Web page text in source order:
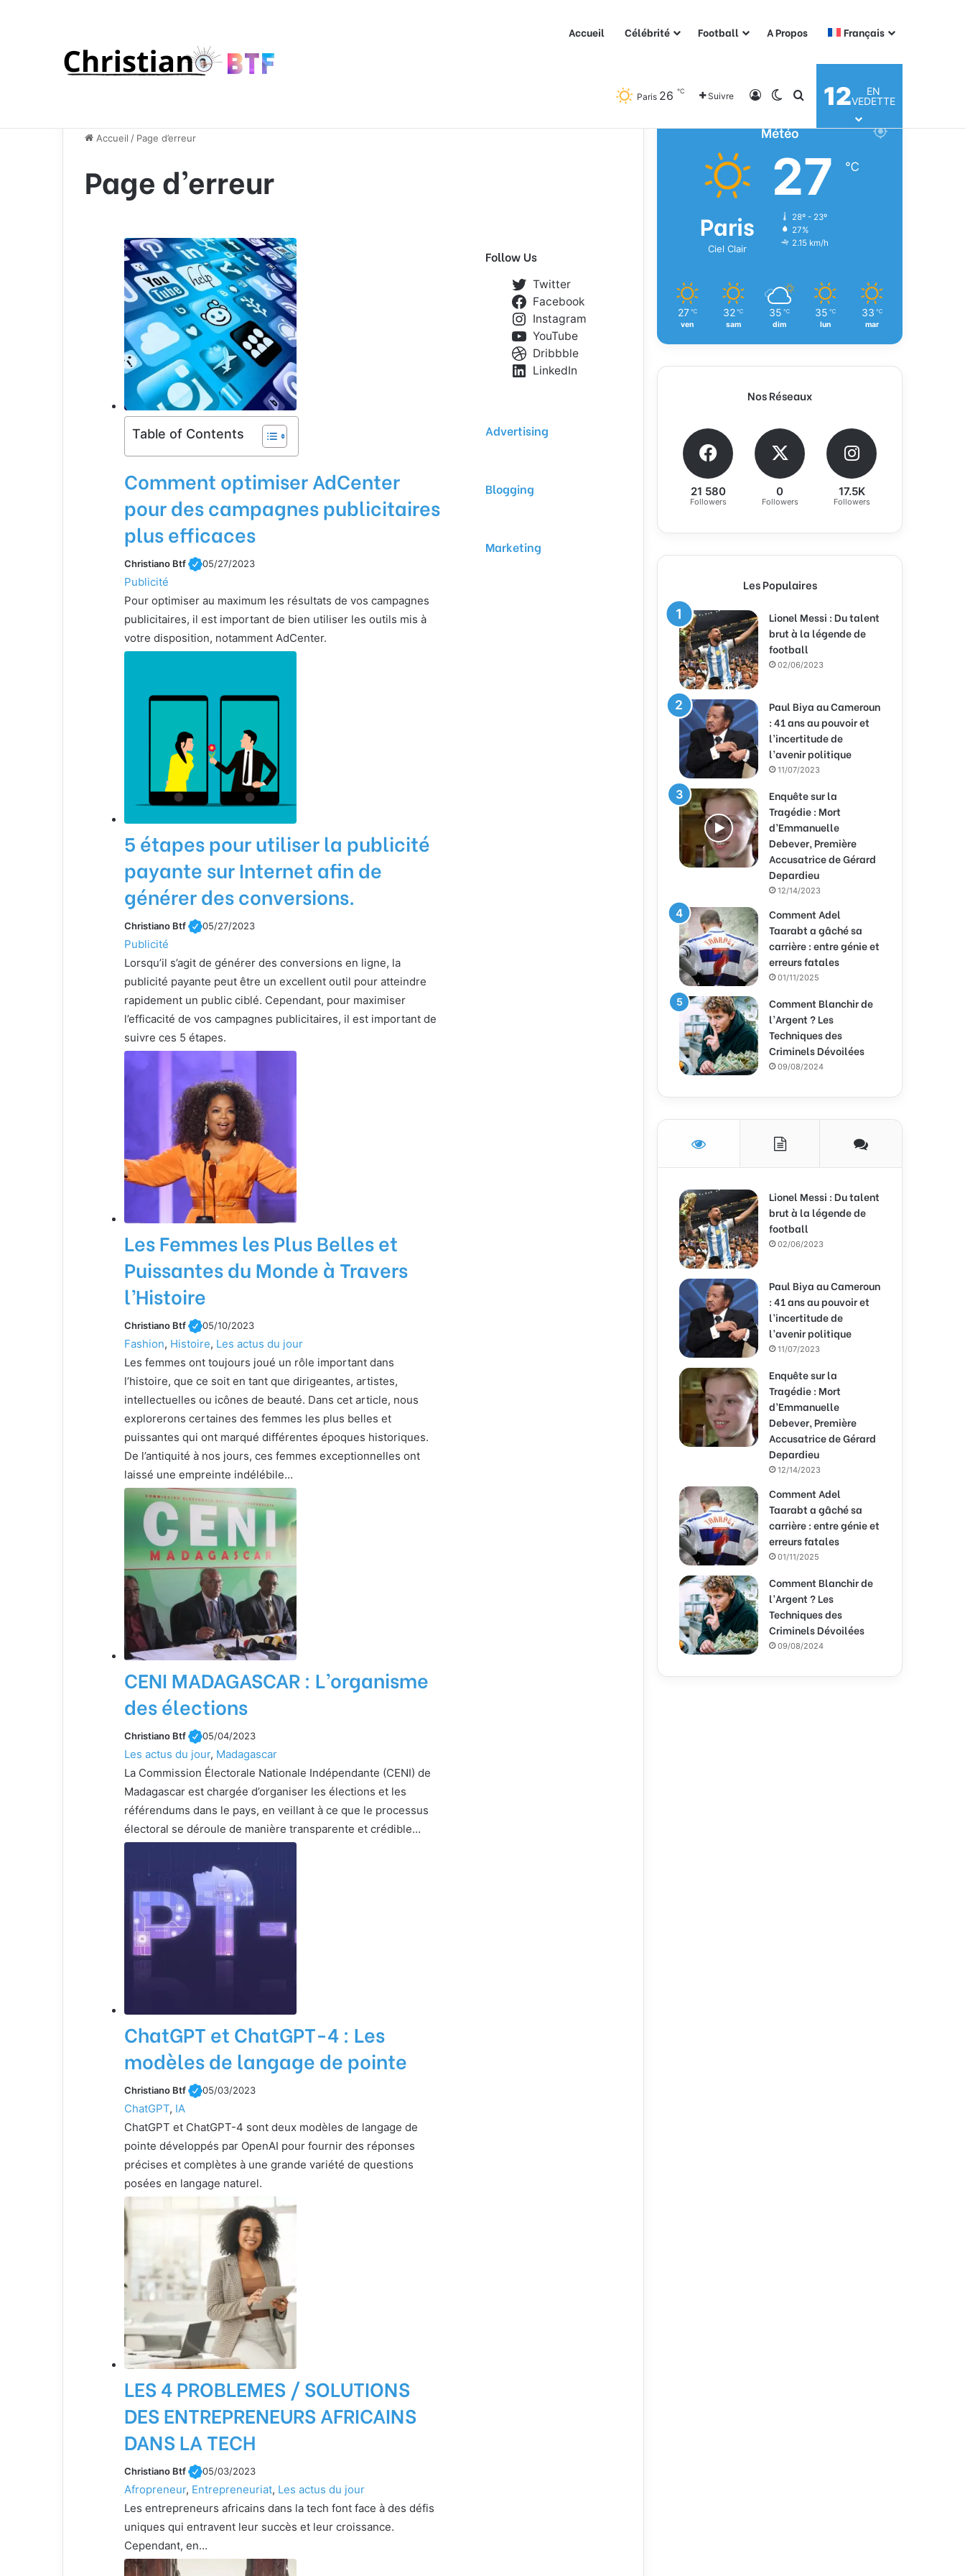
Accueil Célébrité Football A Propos Français
Paris 26 ℃ Suivre ConnexionSwitch skin
Rechercher
12
EN
VEDETTE
Accueil / Page d’erreur
Page d’erreur
Table of Contents
Comment optimiser AdCenter
pour des campagnes publicitaires
plus efficaces
Christiano Btf 05/27/2023
Publicité
Pour optimiser au maximum les résultats de vos campagnes
publicitaires, il est important de bien utiliser les outils mis à
votre disposition, notamment AdCenter.
5 étapes pour utiliser la publicité
payante sur Internet afin de
générer des conversions.
Christiano Btf 05/27/2023
Publicité
Lorsqu’il s’agit de générer des conversions en ligne, la
publicité payante peut être un excellent outil pour atteindre
rapidement un public ciblé. Cependant, pour maximiser
l’efficacité de vos campagnes publicitaires, il est important de
suivre ces 5 étapes.
Les Femmes les Plus Belles et
Puissantes du Monde à Travers
l’Histoire
Christiano Btf 05/10/2023
Fashion, Histoire, Les actus du jour
Les femmes ont toujours joué un rôle important dans
l’histoire, que ce soit en tant que dirigeantes, artistes,
intellectuelles ou icônes de beauté. Dans cet article, nous
explorerons certaines des femmes les plus belles et
puissantes qui ont marqué différentes époques historiques.
De l’antiquité à nos jours, ces femmes exceptionnelles ont
laissé une empreinte indélébile…
CENI MADAGASCAR : L’organisme
des élections
Christiano Btf 05/04/2023
Les actus du jour, Madagascar
La Commission Électorale Nationale Indépendante (CENI) de
Madagascar est chargée d’organiser les élections et les
référendums dans le pays, en veillant à ce que le processus
électoral se déroule de manière transparente et crédible…
ChatGPT et ChatGPT-4 : Les
modèles de langage de pointe
Christiano Btf 05/03/2023
ChatGPT, IA
ChatGPT et ChatGPT-4 sont deux modèles de langage de
pointe développés par OpenAI pour fournir des réponses
précises et complètes à une grande variété de questions
posées en langage naturel.
LES 4 PROBLEMES / SOLUTIONS
DES ENTREPRENEURS AFRICAINS
DANS LA TECH
Christiano Btf 05/03/2023
Afropreneur, Entrepreneuriat, Les actus du jour
Les entrepreneurs africains dans la tech font face à des défis
uniques qui entravent leur succès et leur croissance.
Cependant, en…
Follow Us
Twitter
Facebook
Instagram
YouTube
Dribbble
LinkedIn
Advertising
Blogging
Marketing
Météo
Paris
Ciel Clair
27 ℃
28º - 23º
27%
2.15 km/h
27 ℃
ven
32 ℃
sam
35 ℃
dim
35 ℃
lun
33 ℃
mar
Nos Réseaux
21 580
Followers
0
Followers
17.5K
Followers
Les Populaires
Lionel Messi : Du talent
brut à la légende de
football
02/06/2023
Paul Biya au Cameroun
: 41 ans au pouvoir et
l’incertitude de
l’avenir politique
11/07/2023
Enquête sur la
Tragédie : Mort
d’Emmanuelle
Debever, Première
Accusatrice de Gérard
Depardieu
12/14/2023
Comment Adel
Taarabt a gâché sa
carrière : entre génie et
erreurs fatales
01/11/2025
Comment Blanchir de
l’Argent ? Les
Techniques des
Criminels Dévoilées
09/08/2024
Lionel Messi : Du talent
brut à la légende de
football
02/06/2023
Paul Biya au Cameroun
: 41 ans au pouvoir et
l’incertitude de
l’avenir politique
11/07/2023
Enquête sur la
Tragédie : Mort
d’Emmanuelle
Debever, Première
Accusatrice de Gérard
Depardieu
12/14/2023
Comment Adel
Taarabt a gâché sa
carrière : entre génie et
erreurs fatales
01/11/2025
Comment Blanchir de
l’Argent ? Les
Techniques des
Criminels Dévoilées
09/08/2024